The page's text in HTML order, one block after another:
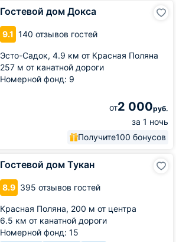
Гостевой дом Докса
9.1 140 отзывов гостей
Эсто-Садок, 4.9 км от Красная Поляна
257 м от канатной дороги
Номерной фонд: 9
от2 000руб.
за 1 ночь
Получите100 бонусов
Гостевой дом Тукан
8.9 395 отзывов гостей
Красная Поляна, 200 м от центра
6.5 км от канатной дороги
Номерной фонд: 15